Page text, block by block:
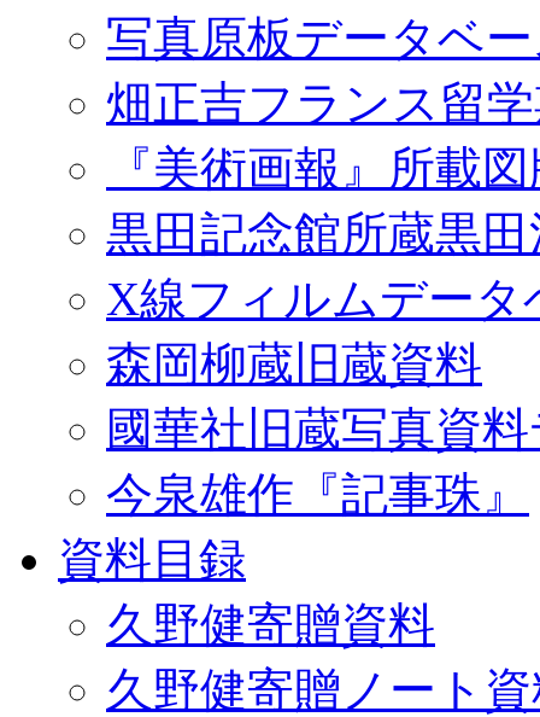
写真原板データベ
畑正吉フランス留
『美術画報』所載
黒田記念館所蔵黒
X線フィルムデータ
森岡柳蔵旧蔵資料
國華社旧蔵写真資
今泉雄作『記事珠』
資料目録
久野健寄贈資料
久野健寄贈ノート